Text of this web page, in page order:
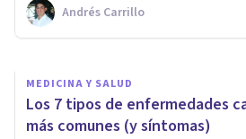
Andrés Carrillo
Psicología Y Mente
MEDICINA Y SALUD
Los 7 tipos de enfermedades
más comunes (y síntomas)